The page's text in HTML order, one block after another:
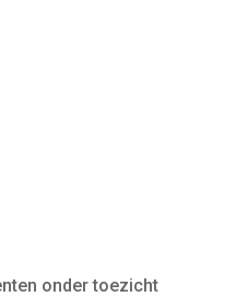
onder toezicht